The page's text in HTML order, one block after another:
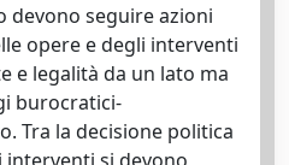
devono seguire azioni
opere e degli interventi
e legalità da un lato ma
burocratici-
Tra la decisione politica